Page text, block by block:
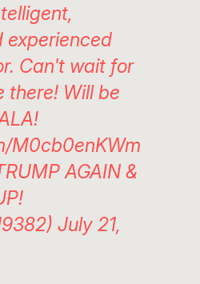
experienced
Can't wait for
there! Will be
M0cb0enKWm
AGAIN &
July 21,